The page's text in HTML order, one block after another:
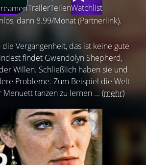
TrailerTeilenWatchlist
dann 8.99/Monat (Partnerlink).
Vergangenheit, das ist keine gute
findet Gwendolyn Shepherd,
Willen. Schließlich haben sie und
Probleme. Zum Beispiel die Welt
Menuett tanzen zu lernen ...(mehr)